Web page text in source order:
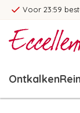
Voor 23:59
Ontkalken